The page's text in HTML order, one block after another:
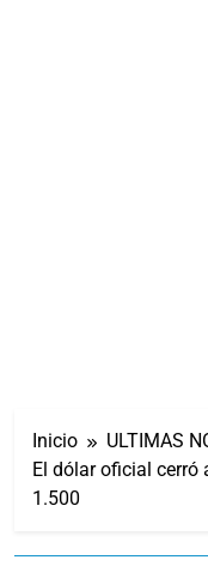
Inicio
ULTIMAS
El dólar oficial cerró
1.500